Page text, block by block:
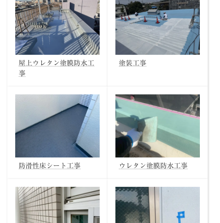
屋上ウレタン塗膜防水工
事
塗装工事
防滑性床シート工事 ウレタン塗膜防水工事